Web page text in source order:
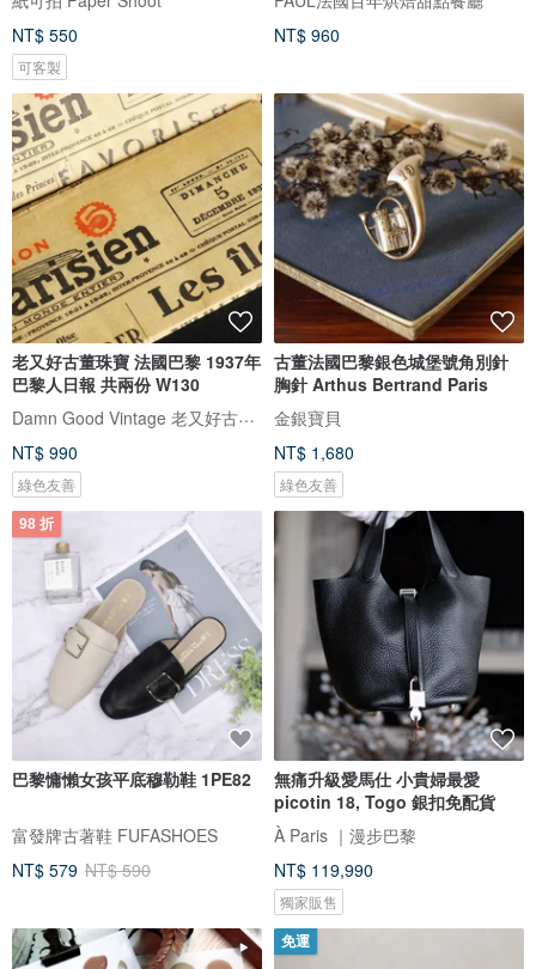
NT$ 550
可客製
NT$ 960
老又好古董珠寶 法國巴黎 1937年
巴黎人日報 共兩份 W130
Damn Good Vintage 老又好古董珠寶
NT$ 990
綠色友善
古董法國巴黎銀色城堡號角別針
胸針 Arthus Bertrand Paris
金銀寶貝
NT$ 1,680
綠色友善
98 折
巴黎慵懶女孩平底穆勒鞋 1PE82
富發牌古著鞋 FUFASHOES
NT$ 579 NT$ 590
無痛升級愛馬仕 小貴婦最愛
picotin 18, Togo 銀扣免配貨
À Paris ｜漫步巴黎
NT$ 119,990
獨家販售
免運